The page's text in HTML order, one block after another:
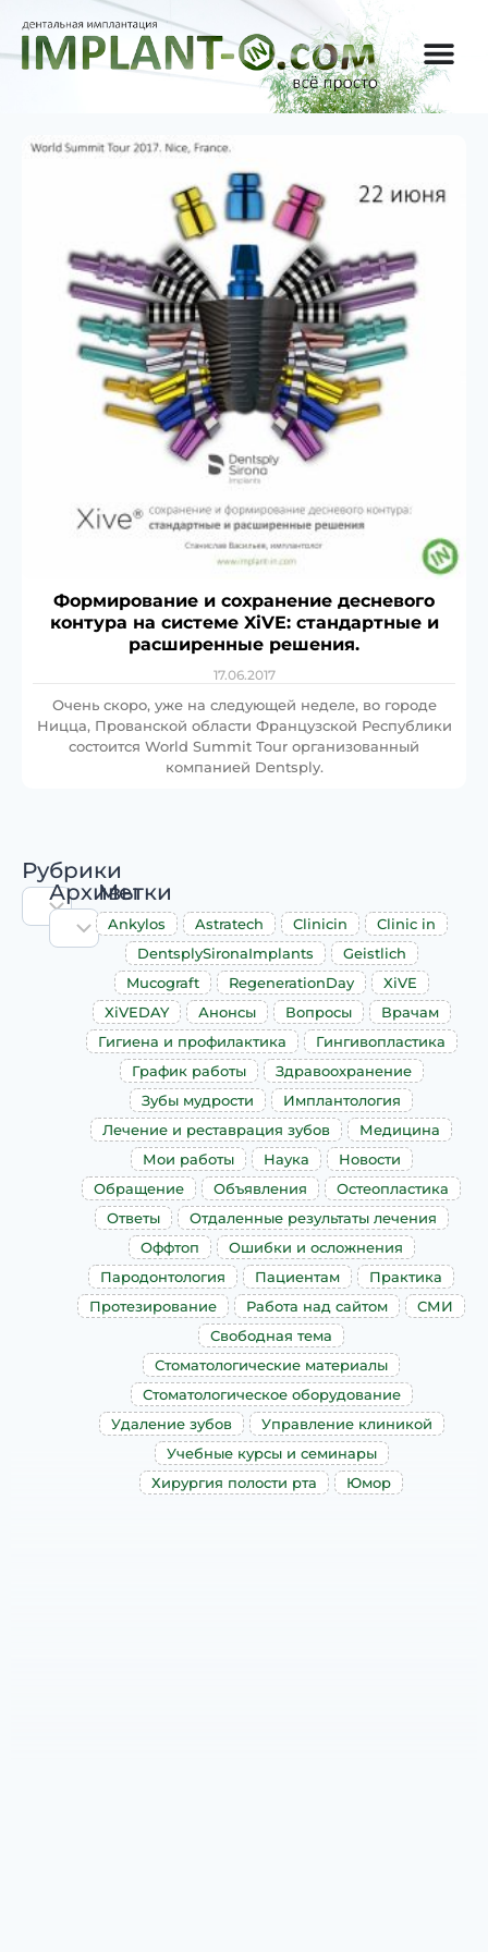
Формирование и сохранение десневого
контура на системе XiVE: стандартные и
расширенные решения.
17.06.2017
Очень скоро, уже на следующей неделе, во городе
Ницца, Прованской области Французской Республики
состоится World Summit Tour организованный
компанией Dentsply.
Рубрики
Архивы
Метки
Ankylos Astratech Clinicin
Clinic in
DentsplySironaImplants
Geistlich
Mucograft
RegenerationDay
XiVE
XiVEDAY
Анонсы Вопросы
Врачам
Гигиена и профилактика
Гингивопластика
График работы
Здравоохранение
Зубы мудрости
Имплантология
Лечение и реставрация зубов
Медицина
Мои работы
Наука
Новости
Обращение
Объявления
Остеопластика
Ответы
Отдаленные результаты лечения
Оффтоп
Ошибки и осложнения
Пародонтология
Пациентам
Практика
Протезирование
Работа над сайтом
СМИ
Свободная тема
Стоматологические материалы
Стоматологическое оборудование
Удаление зубов
Управление клиникой
Учебные курсы и семинары
Хирургия полости рта
Юмор